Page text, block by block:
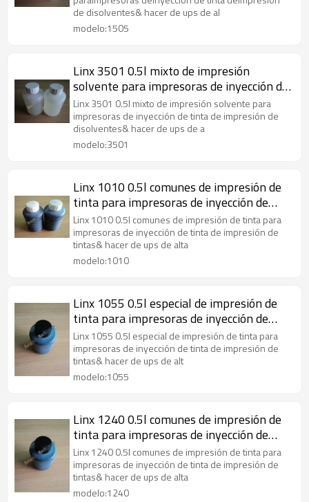
de disolventes& hacer de ups de al
modelo:1505
Linx 3501 0.5l mixto de impresión
solvente para impresoras de inyección de
tinta
Linx 3501 0.5l mixto de impresión solvente para
impresoras de inyección de tinta de impresión de
disolventes& hacer de ups de a
modelo:3501
Linx 1010 0.5l comunes de impresión de
tinta para impresoras de inyección de
tinta
Linx 1010 0.5l comunes de impresión de tinta para
impresoras de inyección de tinta de impresión de
tintas& hacer de ups de alta
modelo:1010
Linx 1055 0.5l especial de impresión de
tinta para impresoras de inyección de
tinta
Linx 1055 0.5l especial de impresión de tinta para
impresoras de inyección de tinta de impresión de
tintas& hacer de ups de alt
modelo:1055
Linx 1240 0.5l comunes de impresión de
tinta para impresoras de inyección de
tinta
Linx 1240 0.5l comunes de impresión de tinta para
impresoras de inyección de tinta de impresión de
tintas& hacer de ups de alta
modelo:1240